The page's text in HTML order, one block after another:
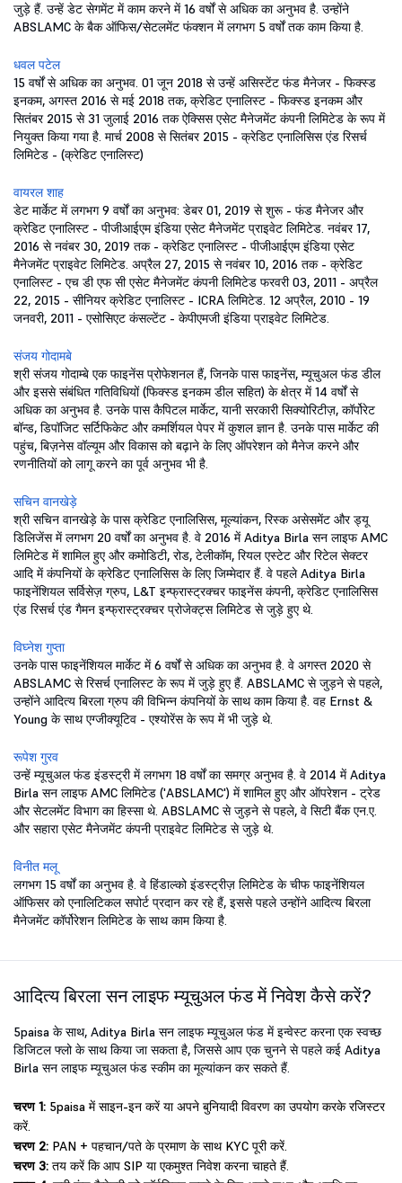
जुड़े हैं. उन्हें डेट सेगमेंट में काम करने में 16 वर्षों से अधिक का अनुभव है. उन्होंने
ABSLAMC के बैक ऑफिस/सेटलमेंट फंक्शन में लगभग 5 वर्षों तक काम किया है.
धवल पटेल
15 वर्षों से अधिक का अनुभव. 01 जून 2018 से उन्हें असिस्टेंट फंड मैनेजर - फिक्स्ड
इनकम, अगस्त 2016 से मई 2018 तक, क्रेडिट एनालिस्ट - फिक्स्ड इनकम और
सितंबर 2015 से 31 जुलाई 2016 तक ऐक्सिस एसेट मैनेजमेंट कंपनी लिमिटेड के रूप में
नियुक्त किया गया है. मार्च 2008 से सितंबर 2015 - क्रेडिट एनालिसिस एंड रिसर्च
लिमिटेड - (क्रेडिट एनालिस्ट)
वायरल शाह
डेट मार्केट में लगभग 9 वर्षों का अनुभव: डेबर 01, 2019 से शुरू - फंड मैनेजर और
क्रेडिट एनालिस्ट - पीजीआईएम इंडिया एसेट मैनेजमेंट प्राइवेट लिमिटेड. नवंबर 17,
2016 से नवंबर 30, 2019 तक - क्रेडिट एनालिस्ट - पीजीआईएम इंडिया एसेट
मैनेजमेंट प्राइवेट लिमिटेड. अप्रैल 27, 2015 से नवंबर 10, 2016 तक - क्रेडिट
एनालिस्ट - एच डी एफ सी एसेट मैनेजमेंट कंपनी लिमिटेड फरवरी 03, 2011 - अप्रैल
22, 2015 - सीनियर क्रेडिट एनालिस्ट - ICRA लिमिटेड. 12 अप्रैल, 2010 - 19
जनवरी, 2011 - एसोसिएट कंसल्टेंट - केपीएमजी इंडिया प्राइवेट लिमिटेड.
संजय गोदामबे
श्री संजय गोदाम्बे एक फाइनेंस प्रोफेशनल हैं, जिनके पास फाइनेंस, म्यूचुअल फंड डील
और इससे संबंधित गतिविधियों (फिक्स्ड इनकम डील सहित) के क्षेत्र में 14 वर्षों से
अधिक का अनुभव है. उनके पास कैपिटल मार्केट, यानी सरकारी सिक्योरिटीज़, कॉर्पोरेट
बॉन्ड, डिपॉजिट सर्टिफिकेट और कमर्शियल पेपर में कुशल ज्ञान है. उनके पास मार्केट की
पहुंच, बिज़नेस वॉल्यूम और विकास को बढ़ाने के लिए ऑपरेशन को मैनेज करने और
रणनीतियों को लागू करने का पूर्व अनुभव भी है.
सचिन वानखेड़े
श्री सचिन वानखेड़े के पास क्रेडिट एनालिसिस, मूल्यांकन, रिस्क असेसमेंट और ड्यू
डिलिजेंस में लगभग 20 वर्षों का अनुभव है. वे 2016 में Aditya Birla सन लाइफ AMC
लिमिटेड में शामिल हुए और कमोडिटी, रोड, टेलीकॉम, रियल एस्टेट और रिटेल सेक्टर
आदि में कंपनियों के क्रेडिट एनालिसिस के लिए जिम्मेदार हैं. वे पहले Aditya Birla
फाइनेंशियल सर्विसेज़ ग्रुप, L&T इन्फ्रास्ट्रक्चर फाइनेंस कंपनी, क्रेडिट एनालिसिस
एंड रिसर्च एंड गैमन इन्फ्रास्ट्रक्चर प्रोजेक्ट्स लिमिटेड से जुड़े हुए थे.
विघ्नेश गुप्ता
उनके पास फाइनेंशियल मार्केट में 6 वर्षों से अधिक का अनुभव है. वे अगस्त 2020 से
ABSLAMC से रिसर्च एनालिस्ट के रूप में जुड़े हुए हैं. ABSLAMC से जुड़ने से पहले,
उन्होंने आदित्य बिरला ग्रुप की विभिन्न कंपनियों के साथ काम किया है. वह Ernst &
Young के साथ एग्जीक्यूटिव - एश्योरेंस के रूप में भी जुड़े थे.
रूपेश गुरव
उन्हें म्यूचुअल फंड इंडस्ट्री में लगभग 18 वर्षों का समग्र अनुभव है. वे 2014 में Aditya
Birla सन लाइफ AMC लिमिटेड ('ABSLAMC') में शामिल हुए और ऑपरेशन - ट्रेड
और सेटलमेंट विभाग का हिस्सा थे. ABSLAMC से जुड़ने से पहले, वे सिटी बैंक एन.ए.
और सहारा एसेट मैनेजमेंट कंपनी प्राइवेट लिमिटेड से जुड़े थे.
विनीत मलू
लगभग 15 वर्षों का अनुभव है. वे हिंडाल्को इंडस्ट्रीज़ लिमिटेड के चीफ फाइनेंशियल
ऑफिसर को एनालिटिकल सपोर्ट प्रदान कर रहे हैं, इससे पहले उन्होंने आदित्य बिरला
मैनेजमेंट कॉर्पोरेशन लिमिटेड के साथ काम किया है.
आदित्य बिरला सन लाइफ म्यूचुअल फंड में निवेश कैसे करें?
5paisa के साथ, Aditya Birla सन लाइफ म्यूचुअल फंड में इन्वेस्ट करना एक स्वच्छ
डिजिटल फ्लो के साथ किया जा सकता है, जिससे आप एक चुनने से पहले कई Aditya
Birla सन लाइफ म्यूचुअल फंड स्कीम का मूल्यांकन कर सकते हैं.
चरण 1: 5paisa में साइन-इन करें या अपने बुनियादी विवरण का उपयोग करके रजिस्टर
करें.
चरण 2: PAN + पहचान/पते के प्रमाण के साथ KYC पूरी करें.
चरण 3: तय करें कि आप SIP या एकमुश्त निवेश करना चाहते हैं.